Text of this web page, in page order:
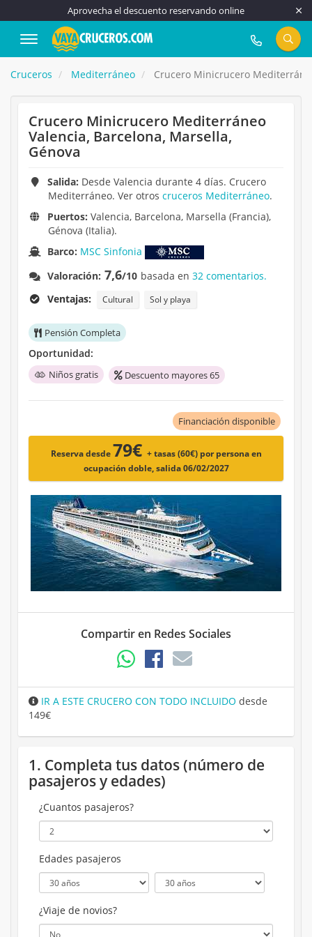
Aprovecha el descuento reservando online
917 815 555
Cruceros Mediterráneo Crucero Minicrucero
Crucero Minicrucero Mediterráneo
Valencia, Barcelona, Marsella,
Génova
Salida: Desde Valencia durante 4 días. Crucero
Mediterráneo. Ver otros cruceros Mediterráneo.
Puertos: Valencia, Barcelona, Marsella (Francia),
Génova (Italia).
Barco: MSC Sinfonia
Valoración: 7,6/10 basada en32 comentarios.
Ventajas:
Cultural Sol y playa
Pensión Completa
Oportunidad:
Niños gratis Descuento mayores 65
Financiación disponible
Reserva desde79€ + tasas (60€) por persona en
ocupación doble, salida 06/02/2027
Compartir en Redes Sociales
IR A ESTE CRUCERO CON TODO INCLUIDO desde
149€
1. Completa tus datos (número de
pasajeros y edades)
¿Cuantos pasajeros?
Edades pasajeros
¿Viaje de novios?